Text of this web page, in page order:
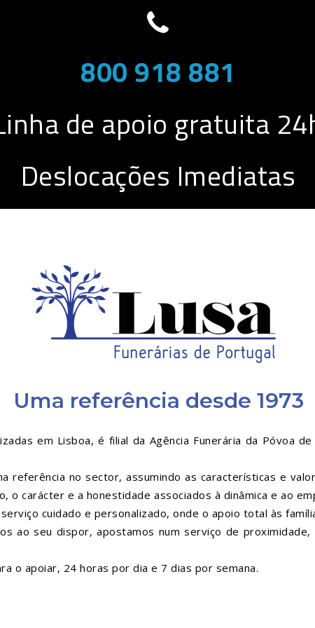
800 918 881
de apoio gratuita
Deslocações Imediatas
Uma referência desde 1973
em Lisboa, é filial da Agência Funerária da Póvoa
referência no sector, assumindo as características e
o carácter e a honestidade associados à dinâmica e ao
cuidado e personalizado, onde o apoio total às
ao seu dispor, apostamos num serviço de
o apoiar, 24 horas por dia e 7 dias por semana.